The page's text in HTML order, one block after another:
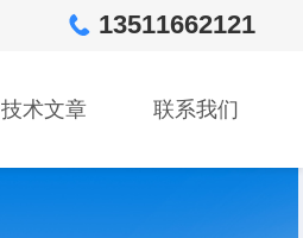
13511662121
技术文章 联系我们